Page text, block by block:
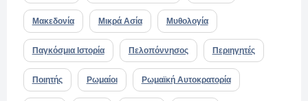
Μακεδονία Μικρά Ασία Μυθολογία
Παγκόσμια Ιστορία Πελοπόννησος Περιηγητές
Ποιητής Ρωμαίοι Ρωμαϊκή Αυτοκρατορία